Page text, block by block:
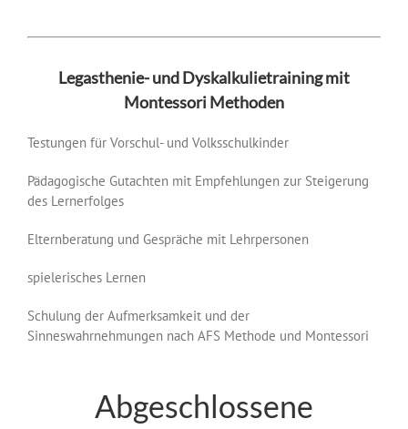
Legasthenie- und Dyskalkulietraining mit
Montessori Methoden
Testungen für Vorschul- und Volksschulkinder
Pädagogische Gutachten mit Empfehlungen zur Steigerung
des Lernerfolges
Elternberatung und Gespräche mit Lehrpersonen
spielerisches Lernen
Schulung der Aufmerksamkeit und der
Sinneswahrnehmungen nach AFS Methode und Montessori
Abgeschlossene